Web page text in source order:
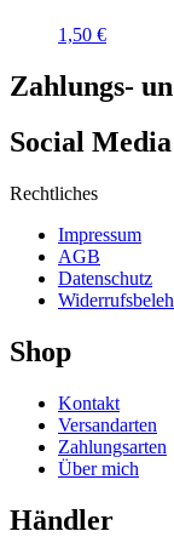
1,50 €
Zahlungs-
Social Media
Rechtliches
Impressum
AGB
Datenschutz
Shop
Kontakt
Versandarten
Zahlungsarten
Über mich
Händler